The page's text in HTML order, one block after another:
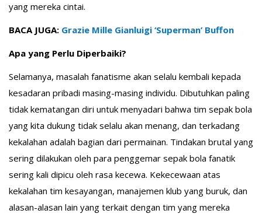
yang mereka cintai.
BACA JUGA: Grazie Mille Gianluigi ‘Superman’ Buffon
Apa yang Perlu Diperbaiki?
Selamanya, masalah fanatisme akan selalu kembali kepada
kesadaran pribadi masing-masing individu. Dibutuhkan paling
tidak kematangan diri untuk menyadari bahwa tim sepak bola
yang kita dukung tidak selalu akan menang, dan terkadang
kekalahan adalah bagian dari permainan. Tindakan brutal yang
sering dilakukan oleh para penggemar sepak bola fanatik
sering kali dipicu oleh rasa kecewa. Kekecewaan atas
kekalahan tim kesayangan, manajemen klub yang buruk, dan
alasan-alasan lain yang terkait dengan tim yang mereka